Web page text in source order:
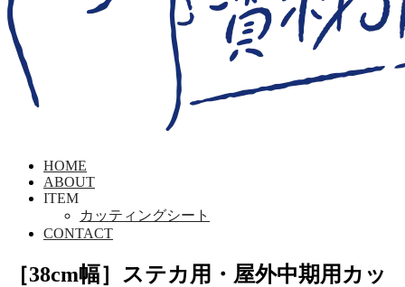
HOME
ABOUT
ITEM
カッティングシート
CONTACT
［38cm幅］ステカ用・屋外中期用カッ